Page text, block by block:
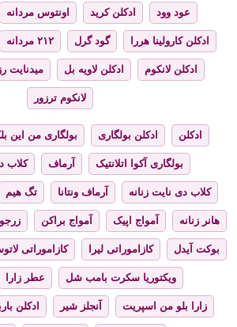
عود وود ادکلن کرید اونتوس مردانه
ادکلن کارولینا هررا گود گرل ۲۱۲ مردانه
ادکلن لانکوم ادکلن لاویه بل میدنایت رز
لانکوم ترزور
ادکلن ادکلن بولگاری بولگاری من این
بولگاری آکوا اتلانتیک آرماف کلاب
کلاب دی نایت زنانه آرماف ونتانا تگ هیم
هانر زنانه آمواج اپیک آمواج براکن
بوکت آیدل کازاموراتی لیرا کازاموراتی
ویکتوریا سکرت بامب شل عطر زارا
زارا بلو من اسپریت آنجلز شیر ادکلن